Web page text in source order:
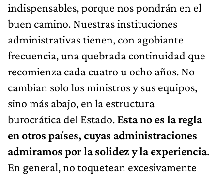
indispensables, porque nos pondrán en el
buen camino. Nuestras instituciones
administrativas tienen, con agobiante
frecuencia, una quebrada continuidad que
recomienza cada cuatro u ocho años. No
cambian solo los ministros y sus equipos,
sino más abajo, en la estructura
burocrática del Estado. Esta no es la regla
en otros países, cuyas administraciones
admiramos por la solidez y la experiencia.
En general, no toquetean excesivamente